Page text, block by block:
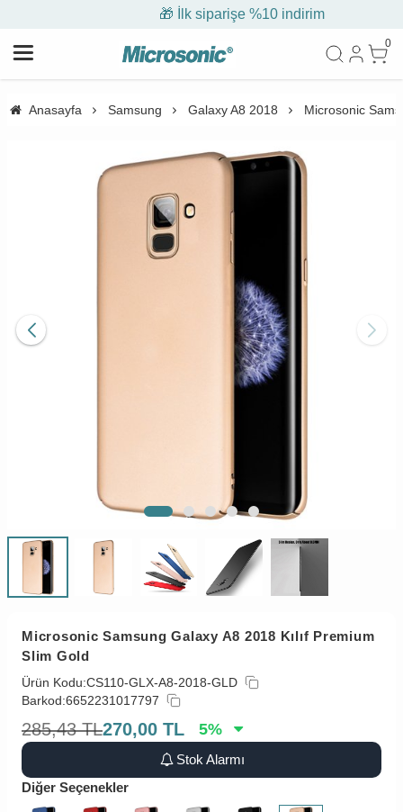
🎁 İlk siparişe %10 indirim
0
Anasayfa Samsung Galaxy A8 2018 Microsonic
Microsonic Samsung Galaxy A8 2018 Kılıf Premium
Slim Gold
Ürün Kodu:CS110-GLX-A8-2018-GLD
Barkod:6652231017797
285,43 TL270,00 TL 5%
Stok Alarmı
Diğer Seçenekler